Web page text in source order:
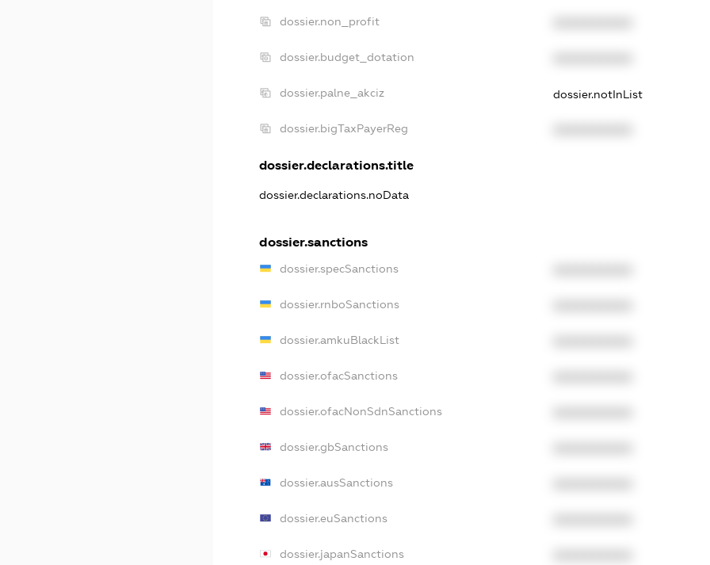
dossier.non_profit
dossier.budget_dotation
dossier.palne_akciz dossier.notInList
dossier.bigTaxPayerReg
dossier.declarations.title
dossier.declarations.noData
dossier.sanctions
dossier.specSanctions
dossier.rnboSanctions
dossier.amkuBlackList
dossier.ofacSanctions
dossier.ofacNonSdnSanctions
dossier.gbSanctions
dossier.ausSanctions
dossier.euSanctions
dossier.japanSanctions